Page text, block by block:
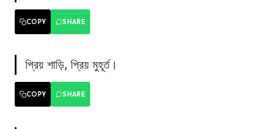
COPY SHARE
প্রিয় শাড়ি, প্রিয় মুহূর্ত।
COPY SHARE